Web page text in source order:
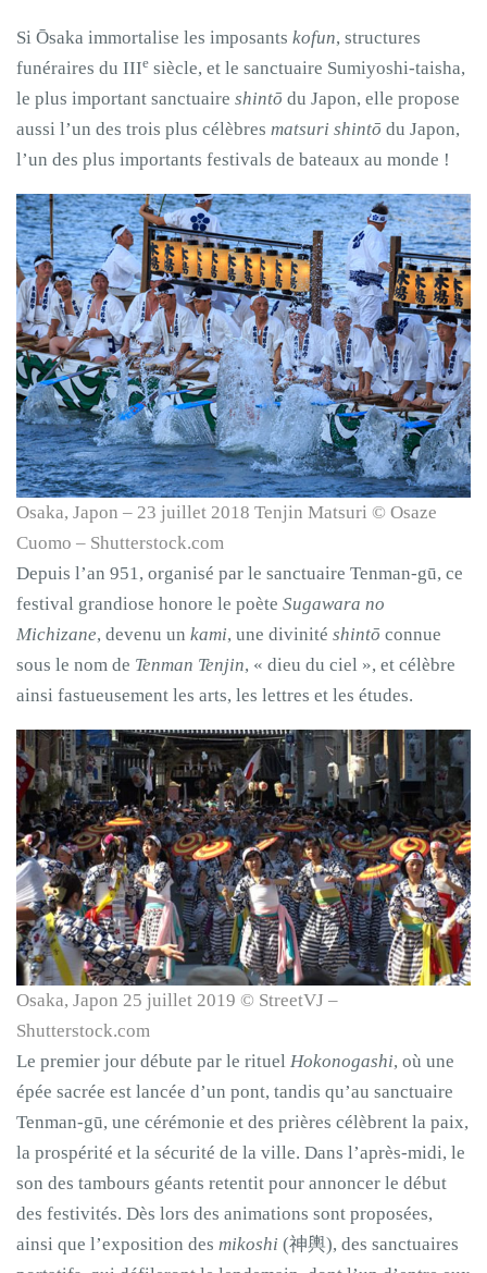
Si Ōsaka immortalise les imposants kofun, structures
funéraires du IIIe siècle, et le sanctuaire Sumiyoshi-taisha,
le plus important sanctuaire shintō du Japon, elle propose
aussi l’un des trois plus célèbres matsuri shintō du Japon,
l’un des plus importants festivals de bateaux au monde !
Osaka, Japon – 23 juillet 2018 Tenjin Matsuri © Osaze
Cuomo – Shutterstock.com
Depuis l’an 951, organisé par le sanctuaire Tenman-gū, ce
festival grandiose honore le poète Sugawara no
Michizane, devenu un kami, une divinité shintō connue
sous le nom de Tenman Tenjin, « dieu du ciel », et célèbre
ainsi fastueusement les arts, les lettres et les études.
Osaka, Japon 25 juillet 2019 © StreetVJ –
Shutterstock.com
Le premier jour débute par le rituel Hokonogashi, où une
épée sacrée est lancée d’un pont, tandis qu’au sanctuaire
Tenman-gū, une cérémonie et des prières célèbrent la paix,
la prospérité et la sécurité de la ville. Dans l’après-midi, le
son des tambours géants retentit pour annoncer le début
des festivités. Dès lors des animations sont proposées,
ainsi que l’exposition des mikoshi (神輿), des sanctuaires